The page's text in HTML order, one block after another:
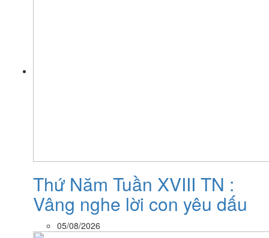
Thứ Năm Tuần XVIII TN :
Vâng nghe lời con yêu dấu
05/08/2026